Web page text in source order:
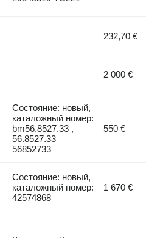
232,70 €
2 000 €
Состояние: новый,
каталожный номер:
bm56.8527.33 ,
56.8527.33
56852733
550 €
Состояние: новый,
каталожный номер:
42574868
1 670 €